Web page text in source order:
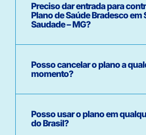
Preciso dar entrada para
Plano de Saúde Bradesco em
Saudade – MG?
Posso cancelar o plano a
momento?
Posso usar o plano em
do Brasil?